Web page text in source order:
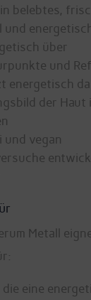
belebtes,
und
über
und
energetisch
der Haut
vegan
Metall
die eine